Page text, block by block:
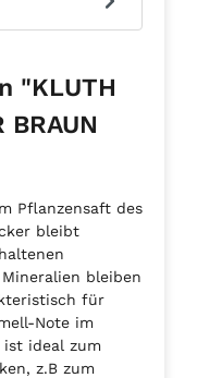
"KLUTH
BRAUN
Pflanzensaft des
bleibt
bleiben
für
Note im
ist ideal zum
z.B zum